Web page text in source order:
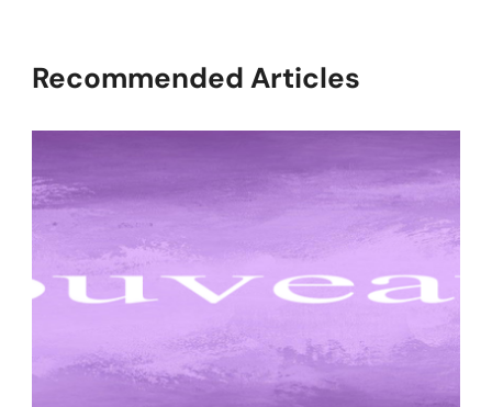
Recommended Articles